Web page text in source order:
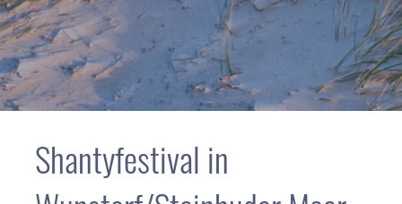
Shantyfestival in